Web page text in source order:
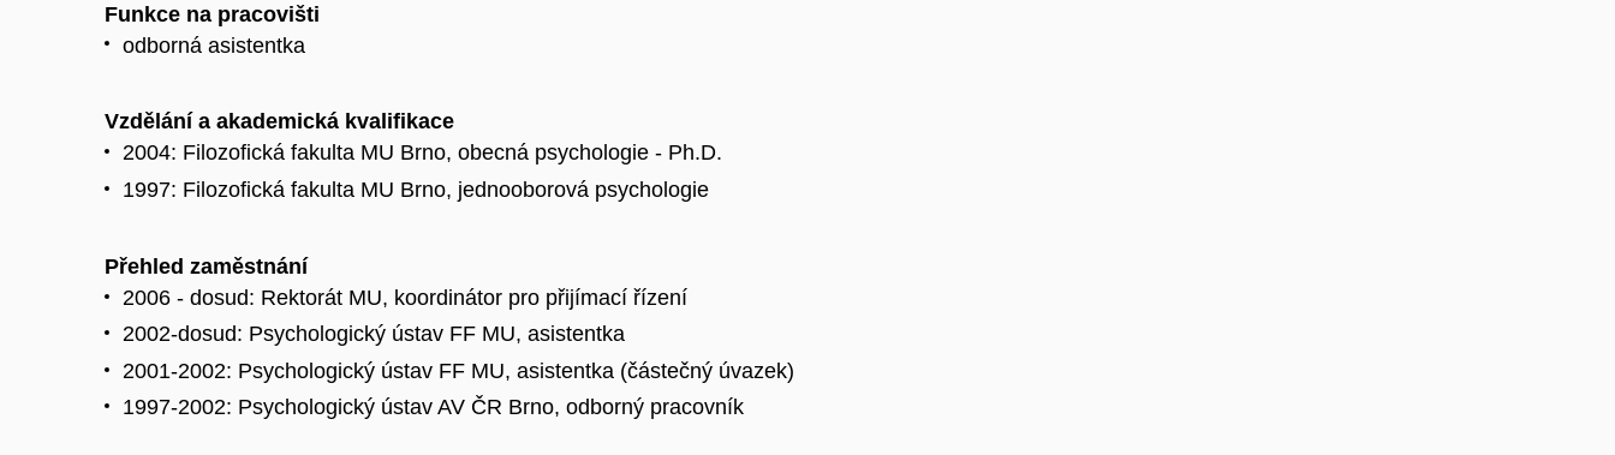
Funkce na pracovišti
odborná asistentka
Vzdělání a akademická kvalifikace
2004: Filozofická fakulta MU Brno, obecná psychologie - Ph.D.
1997: Filozofická fakulta MU Brno, jednooborová psychologie
Přehled zaměstnání
2006 - dosud: Rektorát MU, koordinátor pro přijímací řízení
2002-dosud: Psychologický ústav FF MU, asistentka
2001-2002: Psychologický ústav FF MU, asistentka (částečný úvazek)
1997-2002: Psychologický ústav AV ČR Brno, odborný pracovník